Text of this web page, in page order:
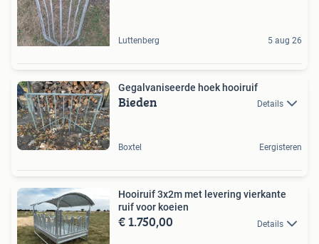
Luttenberg 5 aug 26
Gegalvaniseerde hoek hooiruif
Bieden Details
Boxtel Eergisteren
Hooiruif 3x2m met levering vierkante
ruif voor koeien
€ 1.750,00 Details